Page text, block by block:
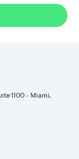
1100 - Miami,